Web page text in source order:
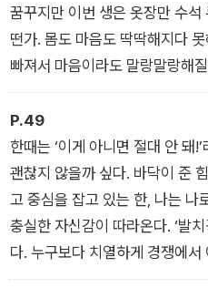
꿈꾸지만 이번 생은 옷장만 수
떤가. 몸도 마음도 딱딱해지다
빠져서 마음이라도 말랑말랑해
체가 행복 아닐까.
P.49
한때는 ‘이게 아니면 절대 안 돼
괜찮지 않을까 싶다. 바닥이 준
고 중심을 잡고 있는 한, 나는 나
충실한 자신감이 따라온다. ‘발
다. 누구보다 치열하게 경쟁에서
욕심 때문에 무리를 했고 인생